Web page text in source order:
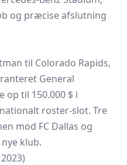
og præcise afslutning
til Colorado Rapids,
General
op til 150.000 $ i
roster-slot. Tre
mod FC Dallas og
klub.